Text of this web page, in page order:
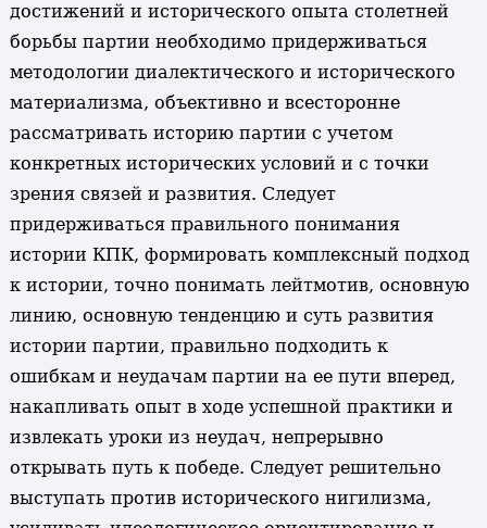
достижений и исторического опыта столетней
борьбы партии необходимо придерживаться
методологии диалектического и исторического
материализма, объективно и всесторонне
рассматривать историю партии с учетом
конкретных исторических условий и с точки
зрения связей и развития. Следует
придерживаться правильного понимания
истории КПК, формировать комплексный подход
к истории, точно понимать лейтмотив, основную
линию, основную тенденцию и суть развития
истории партии, правильно подходить к
ошибкам и неудачам партии на ее пути вперед,
накапливать опыт в ходе успешной практики и
извлекать уроки из неудач, непрерывно
открывать путь к победе. Следует решительно
выступать против исторического нигилизма,